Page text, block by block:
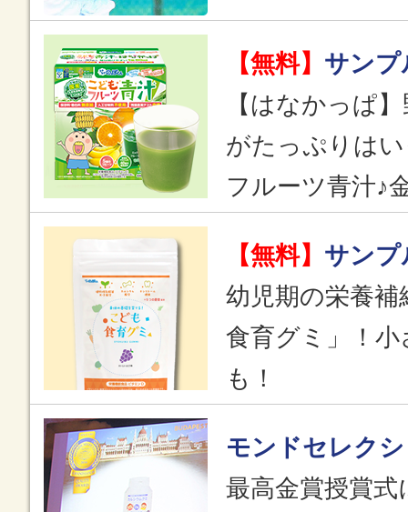
【無料】 サンプ
【はなかっぱ
がたっぷりは
フルーツ青汁♪
【無料】 サンプ
幼児期の栄養
食育グミ」！
も！
モンドセレク
最高金賞授賞